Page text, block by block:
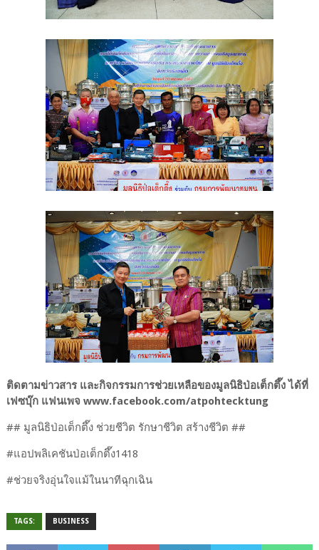
ติดตามข่าวสาร และกิจกรรมการช่วยเหลือของมูลนิธิป่อเต็กตึ๊ง ได้ที่
เฟซบุ๊ก แฟนเพจ www.facebook.com/atpohtecktung
## มูลนิธิป่อเต็กตึ๊ง ช่วยชีวิต รักษาชีวิต สร้างชีวิต ##
#แอปพลิเคชันป่อเต็กตึ๊ง1418
#ช่วยจริงอุ่นใจแม้ในนาทีฉุกเฉิน
TAGS: BUSINESS